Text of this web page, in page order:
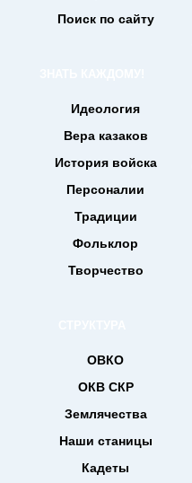
Поиск по сайту
Идеология
Вера казаков
История войска
Персоналии
Традиции
Фольклор
Творчество
ОВКО
ОКВ СКР
Землячества
Наши станицы
Кадеты